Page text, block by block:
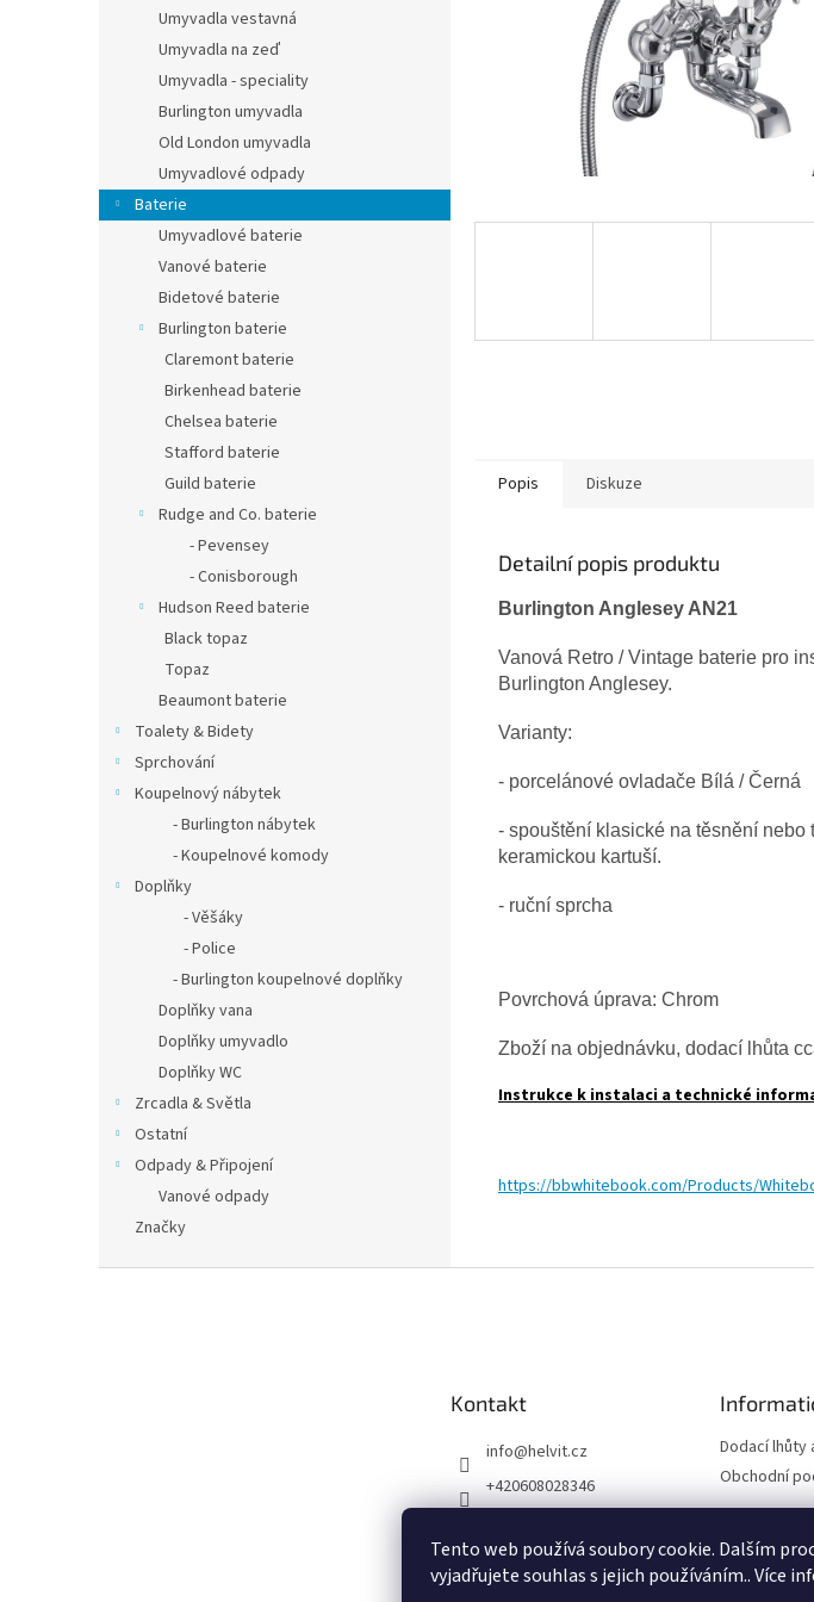
Tento web používá soubory cookie. Dalším
vyjadřujete souhlas s jejich používáním.. Více
Umyvadla vestavná
Umyvadla na zeď
Umyvadla - speciality
Burlington umyvadla
Old London umyvadla
Umyvadlové odpady
Baterie
Umyvadlové baterie
Vanové baterie
Bidetové baterie
Burlington baterie
Claremont baterie
Birkenhead baterie
Chelsea baterie
Stafford baterie
Guild baterie
Rudge and Co. baterie
- Pevensey
- Conisborough
Hudson Reed baterie
Black topaz
Topaz
Beaumont baterie
Toalety & Bidety
Sprchování
Koupelnový nábytek
- Burlington nábytek
- Koupelnové komody
Doplňky
- Věšáky
- Police
- Burlington koupelnové doplňky
Doplňky vana
Doplňky umyvadlo
Doplňky WC
Zrcadla & Světla
Ostatní
Odpady & Připojení
Vanové odpady
Značky
Popis Diskuze
Detailní popis produktu
Burlington Anglesey AN21
Vanová Retro / Vintage baterie pro
Burlington Anglesey.
Varianty:
- porcelánové ovladače Bílá / Černá
- spouštění klasické na těsnění nebo
keramickou kartuší.
- ruční sprcha
Povrchová úprava: Chrom
Zboží na objednávku, dodací lhůta
Instrukce k instalaci a technické
https://bbwhitebook.com/Products/
Kontakt
info@helvit.cz
+420608028346
upelnu ..
Dodací lhůty
Obchodní